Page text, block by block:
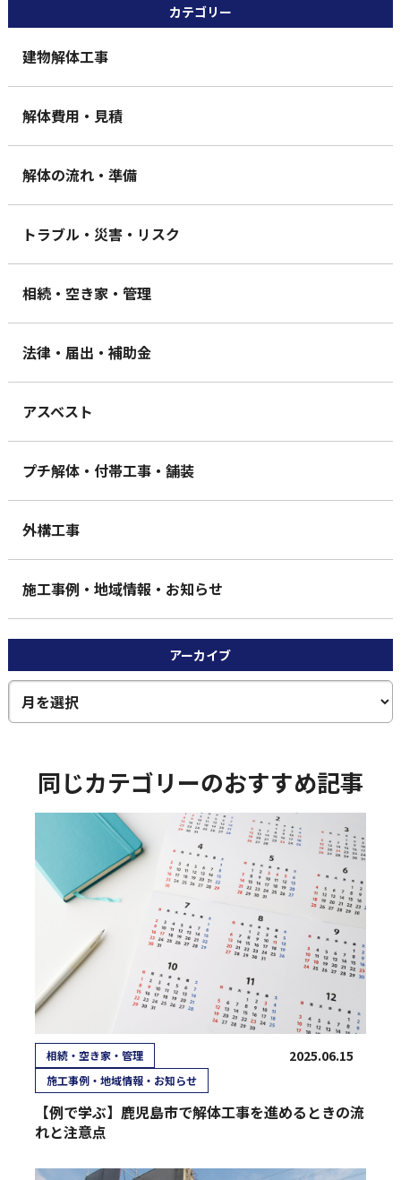
カテゴリー
建物解体工事
解体費用・見積
解体の流れ・準備
トラブル・災害・リスク
相続・空き家・管理
法律・届出・補助金
アスベスト
プチ解体・付帯工事・舗装
外構工事
施工事例・地域情報・お知らせ
アーカイブ
同じカテゴリーのおすすめ記事
相続・空き家・管理
施工事例・地域情報・お知らせ
2025.06.15
【例で学ぶ】鹿児島市で解体工事を進めるときの流
れと注意点